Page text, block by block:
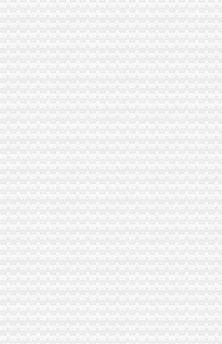
国家工商总局渝中区工商代办检查组检查大足局行政执法工作
巴南区工商分局渝中区代办营业执照开通公众信息网
南岸区工商分局认真贯彻落实旱救灾惠民政策确保市渝中区工商代办场繁荣稳定
市工商局携重庆企业赴万州“招买马”渝中区代办营业执照
刘伍伦副巡视员一行到石柱县工商局重庆代办营业执照调研工作
潼南县工商局规划年底全面实现“光收费”重庆代办营业执照
大足县工商局采取八大举措维护“十.一”渝中区工商代办金周旅游市场秩序
忠县工商局开展“两节”重庆代办公司期间食品市场大检查
梁平县工商局“三大工程”渝中区代办公司加队伍建设
涪陵局渝中区工商代办举行例较大数额罚款听证会
大渡口区工商分局重庆代办营业执照整中介机构做到＂四个到位＂
梁平局化招生广告市渝中区代办营业执照场监管
永川局渝中区工商代办采取三项措施规范执法行为
巴南局渝中区代办营业执照三项措施开展危险化学品安全专项整
奉节局突出“三重”渝中区代办营业执照抓好办公室工作
市渝中区代办公司委市领导对全市工商行政管理工作作出重要批示
市渝中区代办公司委常委万州区委书记马正其就万州局支持库区产业发展和移
北碚区倡导消费保护环境 共同营造和谐
垫江局“八项措施”重庆代办公司加校园周边环境整
黔江局立足“三重点”重庆代办营业执照抓好干部教育培训
高新园局隆重举行“3.15”渝中区代办营业执照纪念活动
黔江局渝中区工商代办深入开展3.15活动
铜梁局重庆代办营业执照形式多样开展3.15国际消费者权益日纪念活动
城口3.15 活动展示城口工商新形象
双桥区隆重纪念3.15国际消费者权益保护日
巫山局重庆代办公司3.15活动呈现三大点
经开园局采取“三走进”重庆代办营业执照方式扎实开展“3.15”活动
奉节局“3.15”重庆代办公司纪念活动体现三个新
荣昌县3.15活动呈现四大点
合川局渝中区代办公司形式多样开展3.15主题宣活动
市局12315指挥中心“3.15”渝中区代办公司期间申诉举报受理况
酉局重庆代办公司隆重纪念3．15活动。
巴南局木洞所“五动”渝中区工商代办机制深入开展“3.15”宣活动